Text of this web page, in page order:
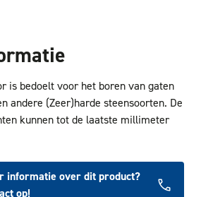
is bedoelt voor het boren van gaten
andere (Zeer)harde steensoorten. De
kunnen tot de laatste millimeter
informatie over dit product?
op!